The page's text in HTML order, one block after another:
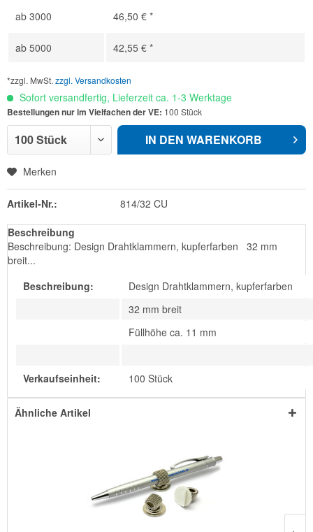
ab 3000 46,50 € *
ab 5000 42,55 € *
*zzgl. MwSt. zzgl. Versandkosten
Sofort versandfertig, Lieferzeit ca. 1-3 Werktage
Bestellungen nur im Vielfachen der VE: 100 Stück
IN DEN WARENKORB
Merken
Artikel-Nr.: 814/32 CU
Beschreibung
Beschreibung: Design Drahtklammern, kupferfarben 32 mm
breit...
Beschreibung:
Design Drahtklammern, kupferfarben
32 mm breit
Füllhöhe ca. 11 mm
Verkaufseinheit: 100 Stück
Ähnliche Artikel